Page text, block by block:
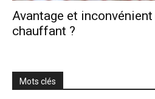
Avantage et inconvénient
chauffant ?
Mots clés